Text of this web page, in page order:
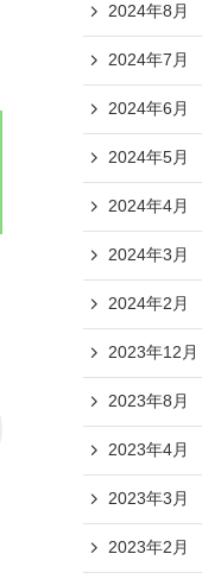
2024年8月
2024年7月
2024年6月
2024年5月
2024年4月
2024年3月
2024年2月
2023年12月
2023年8月
2023年4月
2023年3月
2023年2月